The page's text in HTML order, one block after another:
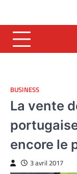
content
BUSINESS
La vente
encore le
3 avril 2017